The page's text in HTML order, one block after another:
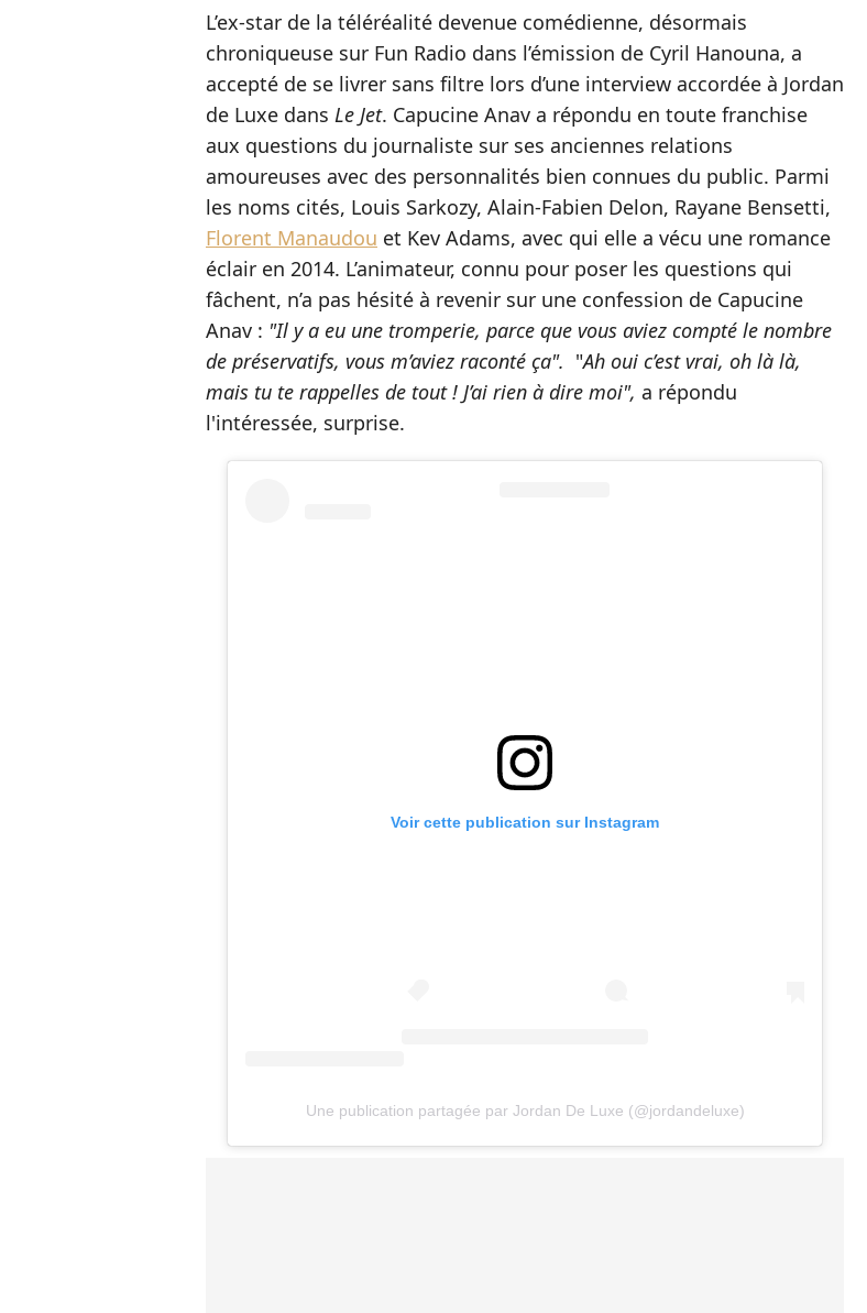
L’ex-star de la téléréalité devenue comédienne, désormais
chroniqueuse sur Fun Radio dans l’émission de Cyril Hanouna, a
accepté de se livrer sans filtre lors d’une interview accordée à Jordan
de Luxe dans Le Jet. Capucine Anav a répondu en toute franchise
aux questions du journaliste sur ses anciennes relations
amoureuses avec des personnalités bien connues du public. Parmi
les noms cités, Louis Sarkozy, Alain-Fabien Delon, Rayane Bensetti,
Florent Manaudou et Kev Adams, avec qui elle a vécu une romance
éclair en 2014. L’animateur, connu pour poser les questions qui
fâchent, n’a pas hésité à revenir sur une confession de Capucine
Anav : "Il y a eu une tromperie, parce que vous aviez compté le nombre
de préservatifs, vous m’aviez raconté ça". "Ah oui c’est vrai, oh là là,
mais tu te rappelles de tout ! J’ai rien à dire moi", a répondu
l'intéressée, surprise.
Voir cette publication sur Instagram
Une publication partagée par Jordan De Luxe (@jordandeluxe)